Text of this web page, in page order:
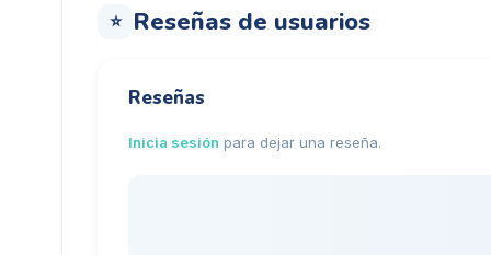
⭐ Reseñas de usuarios
Reseñas
Inicia sesión para dejar una reseña.